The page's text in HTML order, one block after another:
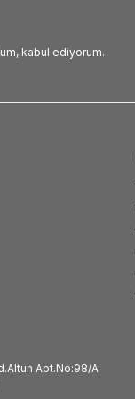
kabul ediyorum.
Apt.No:98/A